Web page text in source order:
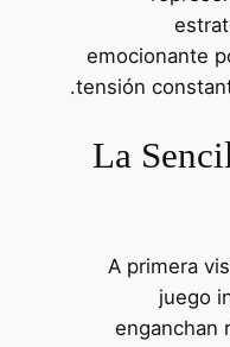
emocionante
tensión
La
A primera
juego
enganchan